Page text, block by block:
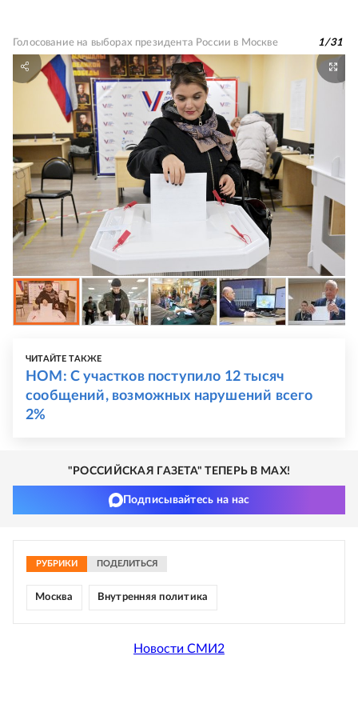
Голосование на выборах президента России в Москве 1/31
ЧИТАЙТЕ ТАКЖЕ
НОМ: С участков поступило 12 тысяч
сообщений, возможных нарушений всего
2%
"РОССИЙСКАЯ ГАЗЕТА" ТЕПЕРЬ В MAX!
Подписывайтесь на нас
РУБРИКИ ПОДЕЛИТЬСЯ
Москва Внутренняя политика
Новости СМИ2